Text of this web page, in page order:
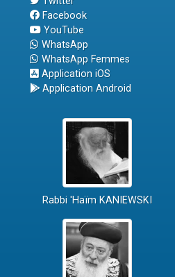
Facebook
YouTube
WhatsApp
WhatsApp Femmes
Application iOS
Application Android
Rabbi 'Haïm KANIEWSKI